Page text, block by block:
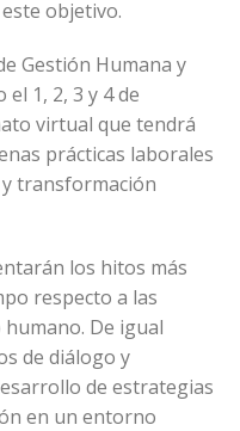
objetivo.
Gestión Humana y
1, 2, 3 y 4 de
virtual que tendrá
prácticas laborales
transformación
los hitos más
respecto a las
De igual
de diálogo y
de estrategias
en un entorno